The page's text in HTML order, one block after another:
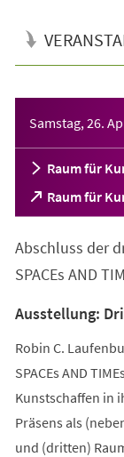
Samstag, 26.
Raum für
Raum für
(Öffnet
in
neuen
Tab)
Abschluss der
SPACEs AND
Ausstellung:
Robin C.
SPACEs AND
Kunstschaffen in
Präsens als
und (dritten)